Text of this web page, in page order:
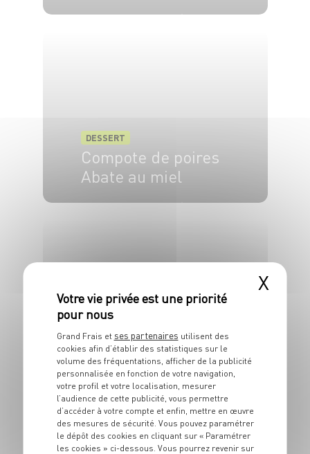
DESSERT
Compote de poires
Abate au miel
DESSERT
Tarte fine aux
nectarines et au
miel de lavande
4 pers. 10 min 25 min
X
Grand Frais et ses partenaires utilisent des
cookies afin d’établir des statistiques sur le
volume des fréquentations, afficher de la publicité
personnalisée en fonction de votre navigation,
votre profil et votre localisation, mesurer
l’audience de cette publicité, vous permettre
d’accéder à votre compte et enfin, mettre en œuvre
des mesures de sécurité. Vous pouvez paramétrer
le dépôt des cookies en cliquant sur « Paramétrer
les cookies » ci-dessous. Vous pourrez revenir sur